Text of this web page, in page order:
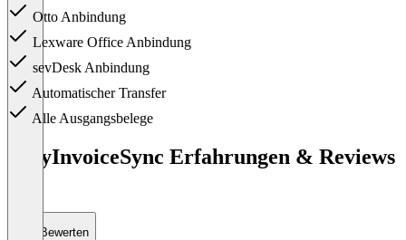
Otto Anbindung
Lexware Office Anbindung
sevDesk Anbindung
Automatischer Transfer
Alle Ausgangsbelege
EasyInvoiceSync Erfahrungen & Reviews
Bewerten